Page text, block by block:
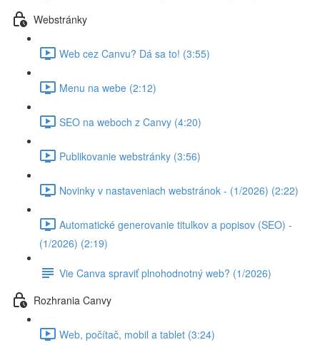
Webstránky
Web cez Canvu? Dá sa to! (3:55)
Menu na webe (2:12)
SEO na weboch z Canvy (4:20)
Publikovanie webstránky (3:56)
Novinky v nastaveniach webstránok - (1/2026) (2:22)
Automatické generovanie titulkov a popisov (SEO) -
(1/2026) (2:19)
Vie Canva spraviť plnohodnotný web? (1/2026)
Rozhrania Canvy
Web, počítač, mobil a tablet (3:24)